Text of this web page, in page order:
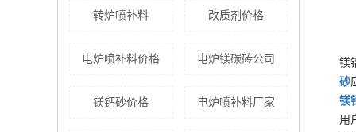
转炉喷补料 改质剂价格
电炉喷补料价格 电炉镁碳砖公司
镁钙砂价格 电炉喷补料厂家
镁
砂
镁
用